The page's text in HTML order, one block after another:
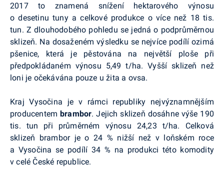
2017 to znamená snížení hektarového výnosu
o desetinu tuny a celkové produkce o více než 18 tis.
tun. Z dlouhodobého pohledu se jedná o podprůměrnou
sklizeň. Na dosaženém výsledku se nejvíce podílí ozimá
pšenice, která je pěstována na největší ploše při
předpokládaném výnosu 5,49 t/ha. Vyšší sklizeň než
loni je očekávána pouze u žita a ovsa.
Kraj Vysočina je v rámci republiky nejvýznamnějším
producentem brambor. Jejich sklizeň dosáhne výše 190
tis. tun při průměrném výnosu 24,23 t/ha. Celková
sklizeň brambor je o 24 % nižší než v loňském roce
a Vysočina se podílí 34 % na produkci této komodity
v celé České republice.